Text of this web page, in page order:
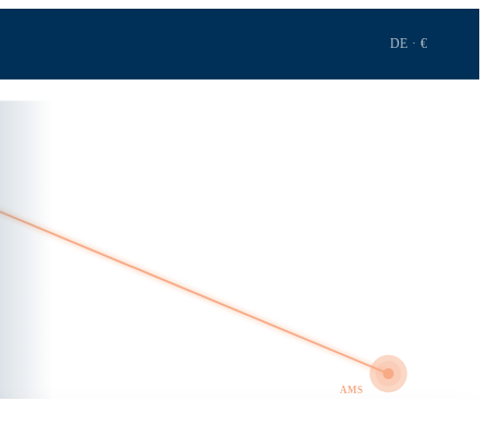
DE · €
AMS
0h 58m · 379 km